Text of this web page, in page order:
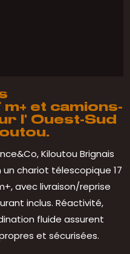
et camions-
l' Ouest-Sud
Kiloutou Brignais
chariot télescopique 17
avec livraison/reprise
inclus. Réactivité,
fluide assurent
et sécurisées.